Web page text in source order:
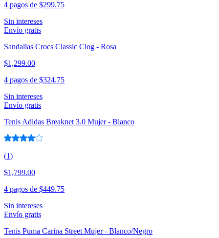
4 pagos de $299.75
Sin intereses
Envío gratis
Sandalias Crocs Classic Clog - Rosa
$1,299.00
4 pagos de $324.75
Sin intereses
Envío gratis
Tenis Adidas Breaknet 3.0 Mujer - Blanco
(1)
$1,799.00
4 pagos de $449.75
Sin intereses
Envío gratis
Tenis Puma Carina Street Mujer - Blanco/Negro